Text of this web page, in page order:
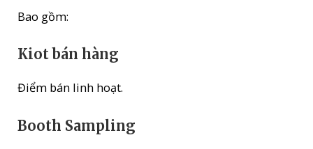
Bao gồm:
Kiot bán hàng
Điểm bán linh hoạt.
Booth Sampling